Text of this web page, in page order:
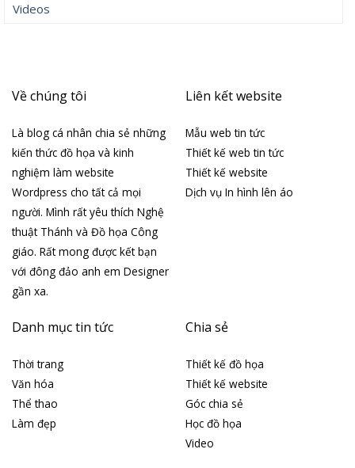
Videos
Về chúng tôi
Là blog cá nhân chia sẻ những
kiến thức đồ họa và kinh
nghiệm làm website
Wordpress cho tất cả mọi
người. Mình rất yêu thích Nghệ
thuật Thánh và Đồ họa Công
giáo. Rất mong được kết bạn
với đông đảo anh em Designer
gần xa.
Liên kết website
Mẫu web tin tức
Thiết kế web tin tức
Thiết kế website
Dịch vụ In hình lên áo
Danh mục tin tức
Thời trang
Văn hóa
Thể thao
Làm đẹp
Chia sẻ
Thiết kế đồ họa
Thiết kế website
Góc chia sẻ
Học đồ họa
Video